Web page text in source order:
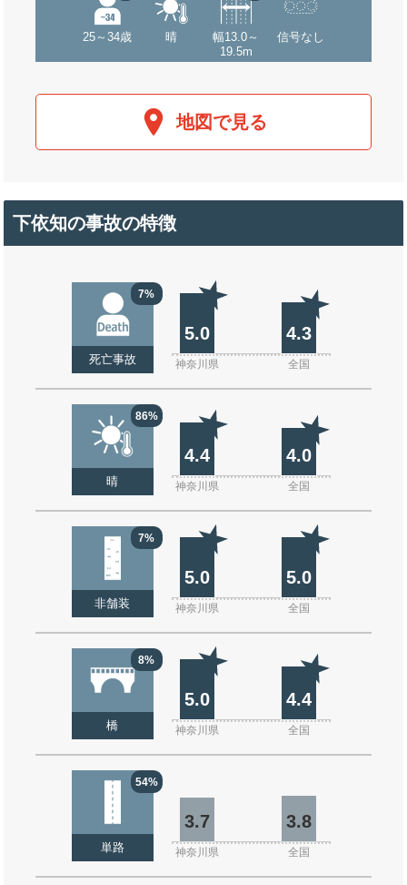
25～34歳 晴
幅13.0～
19.5m
信号なし
地図で見る
下依知の事故の特徴
7%
死亡事故
5.0 4.3
神奈川県 全国
86%
晴
4.4 4.0
神奈川県 全国
7%
非舗装
5.0 5.0
神奈川県 全国
8%
橋
5.0 4.4
神奈川県 全国
54%
単路
3.7 3.8
神奈川県 全国